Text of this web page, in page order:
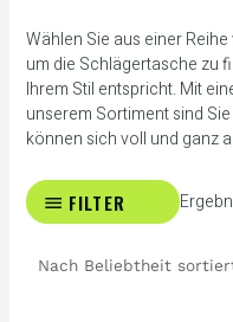
Wählen Sie aus einer
um die Schlägertasche zu
Ihrem Stil entspricht. Mit
unserem Sortiment sind
können sich voll und ganz
FILTER